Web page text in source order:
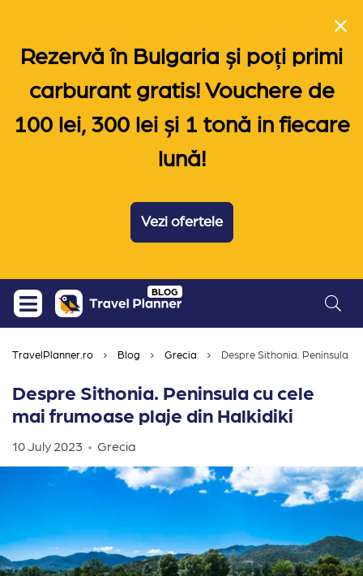
Rezervă în Bulgaria și poți primi
carburant gratis! Vouchere de
100 lei, 300 lei și 1 tonă in fiecare
lună!
Vezi ofertele
Skip
content
BLOG
TravelPlanner.ro Blog Grecia Despre Sithonia. Peninsula
Despre Sithonia. Peninsula cu cele
mai frumoase plaje din Halkidiki
10 July 2023 Grecia